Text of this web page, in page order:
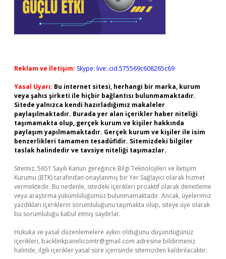
Reklam ve İletişim: Skype: live:.cid.575569c608265c69
Yasal Uyarı: Bu internet sitesi, herhangi bir marka, kurum
veya şahıs şirketi ile hiçbir bağlantısı bulunmamaktadır.
Sitede yalnızca kendi hazırladığımız makaleler
paylaşılmaktadır. Burada yer alan içerikler haber niteliği
taşımamakta olup, gerçek kurum ve kişiler hakkında
paylaşım yapılmamaktadır. Gerçek kurum ve kişiler ile isim
benzerlikleri tamamen tesadüfidir. Sitemizdeki bilgiler
taslak halindedir ve tavsiye niteliği taşımazlar.
Sitemiz, 5651 Sayılı Kanun gereğince Bilgi Teknolojileri ve İletişim
Kurumu (BTK) tarafından onaylanmış bir Yer Sağlayıcı olarak hizmet
vermektedir. Bu nedenle, sitedeki içerikleri proaktif olarak denetleme
veya araştırma yükümlülüğümüz bulunmamaktadır. Ancak, üyelerimiz
yazdıkları içeriklerin sorumluluğunu taşımakta olup, siteye üye olarak
bu sorumluluğu kabul etmiş sayılırlar.
Hukuka ve yasal düzenlemelere aykırı olduğunu düşündüğünüz
içerikleri, backlinkpanelicomtr@gmail.com adresine bildirmeniz
halinde, ilgili içerikler yasal süre içerisinde sitemizden kaldırılacaktır.